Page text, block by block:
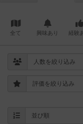
全て 興味あり 経験